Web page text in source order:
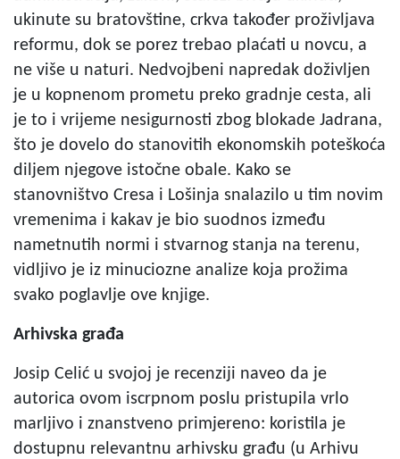
ukinute su bratovštine, crkva također proživljava
reformu, dok se porez trebao plaćati u novcu, a
ne više u naturi. Nedvojbeni napredak doživljen
je u kopnenom prometu preko gradnje cesta, ali
je to i vrijeme nesigurnosti zbog blokade Jadrana,
što je dovelo do stanovitih ekonomskih poteškoća
diljem njegove istočne obale. Kako se
stanovništvo Cresa i Lošinja snalazilo u tim novim
vremenima i kakav je bio suodnos između
nametnutih normi i stvarnog stanja na terenu,
vidljivo je iz minuciozne analize koja prožima
svako poglavlje ove knjige.
Arhivska građa
Josip Celić u svojoj je recenziji naveo da je
autorica ovom iscrpnom poslu pristupila vrlo
marljivo i znanstveno primjereno: koristila je
dostupnu relevantnu arhivsku građu (u Arhivu